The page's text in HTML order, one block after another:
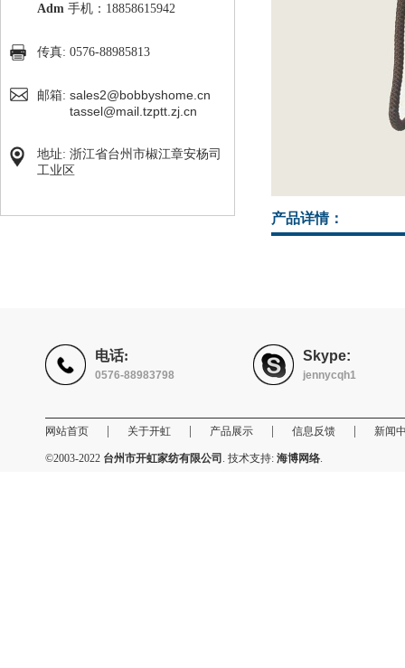
Adm 手机：18858615942
传真: 0576-88985813
邮箱: sales2@bobbyshome.cn
tassel@mail.tzptt.zj.cn
地址: 浙江省台州市椒江章安杨司
工业区
产品详情：
电话:
0576-88983798
Skype:
jennycqh1
网站首页 关于开虹 产品展示 信息反馈 新闻
©2003-2022 台州市开虹家纺有限公司 . 技术支持: 海博网络.